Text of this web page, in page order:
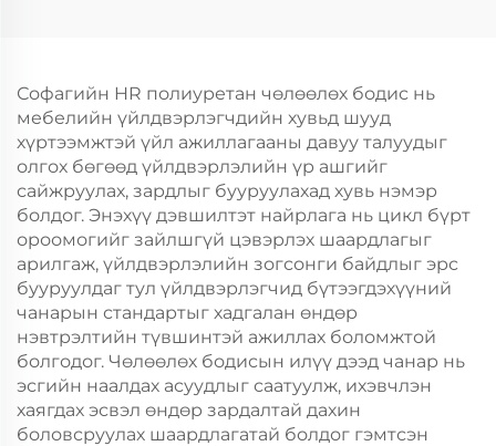
Софагийн HR полиуретан чөлөөлөх бодис нь
мебелийн үйлдвэрлэгчдийн хувьд шууд
хүртээмжтэй үйл ажиллагааны давуу талуудыг
олгох бөгөөд үйлдвэрлэлийн үр ашгийг
сайжруулах, зардлыг бууруулахад хувь нэмэр
болдог. Энэхүү дэвшилтэт найрлага нь цикл бүрт
ороомогийг зайлшгүй цэвэрлэх шаардлагыг
арилгаж, үйлдвэрлэлийн зогсонги байдлыг эрс
бууруулдаг тул үйлдвэрлэгчид бүтээгдэхүүний
чанарын стандартыг хадгалан өндөр
нэвтрэлтийн түвшинтэй ажиллах боломжтой
болгодог. Чөлөөлөх бодисын илүү дээд чанар нь
эсгийн наалдах асуудлыг саатуулж, ихэвчлэн
хаягдах эсвэл өндөр зардалтай дахин
боловсруулах шаардлагатай болдог гэмтсэн